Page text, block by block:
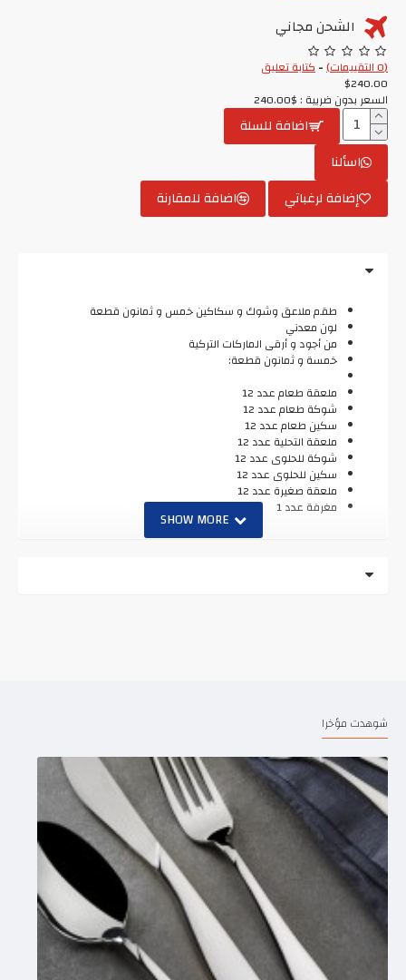
الشحن مجاني
(0 التقييمات) -كتابة تعليق
$240.00
السعر بدون ضريبة : $240.00
اضافة للسلة
اسألنا
إضافة لرغباتي
اضافة للمقارنة
طقم ملاعق وشوك و سكاكين خمس و ثمانون قطعة
لون معدني
من أجود و أرقى الماركات التركية
خمسة و ثمانون قطعة:
ملعقة طعام عدد 12
شوكة طعام عدد 12
سكين طعام عدد 12
ملعقة التحلية عدد 12
شوكة للحلوى عدد 12
سكين للحلوى عدد 12
ملعقة صغيرة عدد 12
مغرفة عدد 1
شوهدت مؤخرا